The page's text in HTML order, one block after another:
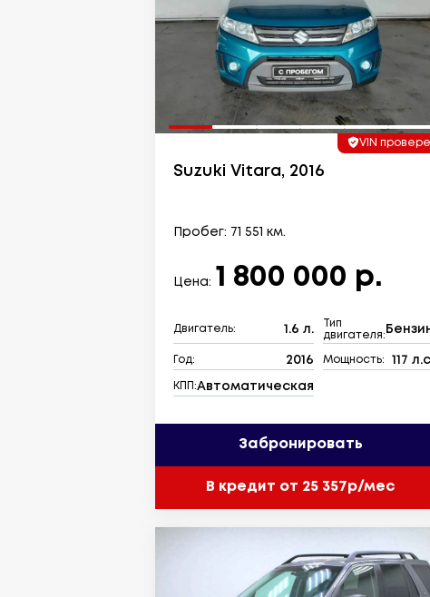
VIN
Suzuki Vitara, 2016
Пробег: 71 551 км.
Цена: 1 800 000 р.
Двигатель: 1.6 л.
Тип
двигателя:
Год: 2016 Мощность: 117
КПП:Автоматическая
Забронировать
В кредит от 25 357р/мес